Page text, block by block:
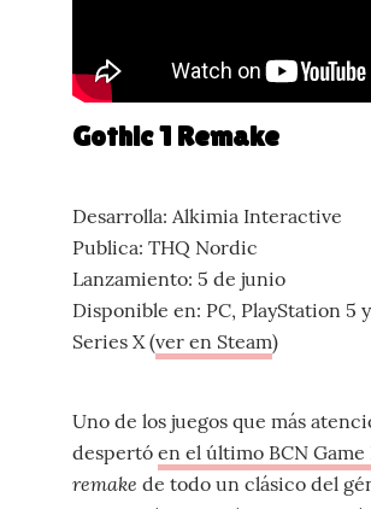
Gothic 1 Remake
Desarrolla: Alkimia Interactive
Publica: THQ Nordic
Lanzamiento: 5 de junio
Disponible en: PC, PlayStation 5
Series X (ver en Steam)
Uno de los juegos que más
despertó en el último BCN Game
remake de todo un clásico del